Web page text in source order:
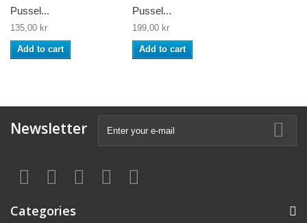
Pussel...
135,00 kr
Add to cart
Pussel...
199,00 kr
Add to cart
Newsletter
Categories